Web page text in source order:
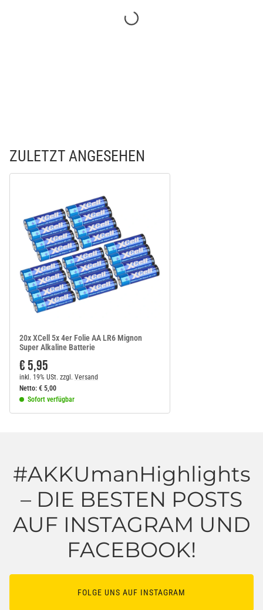
ZULETZT ANGESEHEN
20x XCell 5x 4er Folie AA LR6 Mignon
Super Alkaline Batterie
€ 5,95
inkl. 19% USt. zzgl. Versand
Netto: € 5,00
Sofort verfügbar
#AKKUmanHighlights
– DIE BESTEN POSTS
AUF INSTAGRAM UND
FACEBOOK!
FOLGE UNS AUF INSTAGRAM